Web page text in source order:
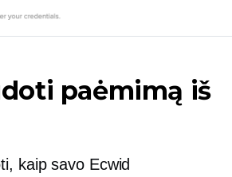
paėmimą iš
kaip savo Ecwid